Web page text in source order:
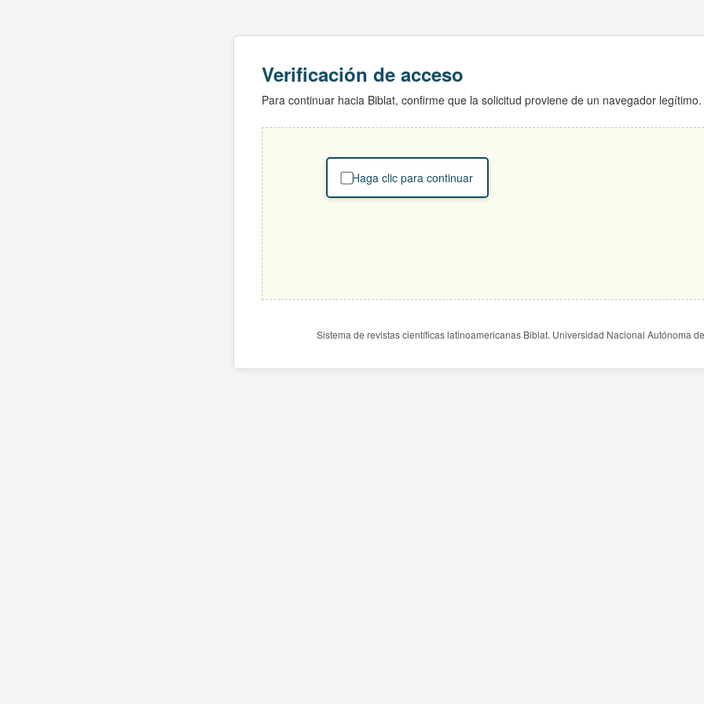
Verificación de acceso
Para continuar hacia Biblat, confirme que la solicitud proviene de un navegador legítimo.
Haga clic para continuar
Sistema de revistas científicas latinoamericanas Biblat. Universidad Nacional Autónoma